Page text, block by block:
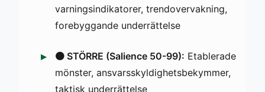
varningsindikatorer, trendovervakning,
forebyggande underrättelse
🟠 STÖRRE (Salience 50-99): Etablerade
mönster, ansvarsskyldighetsbekymmer,
taktisk underrättelse